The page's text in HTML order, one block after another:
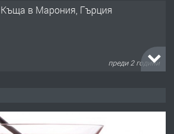
Къща в Марония, Гърция
преди 2 години
НЕГОВОТО КАЧЕСТВО